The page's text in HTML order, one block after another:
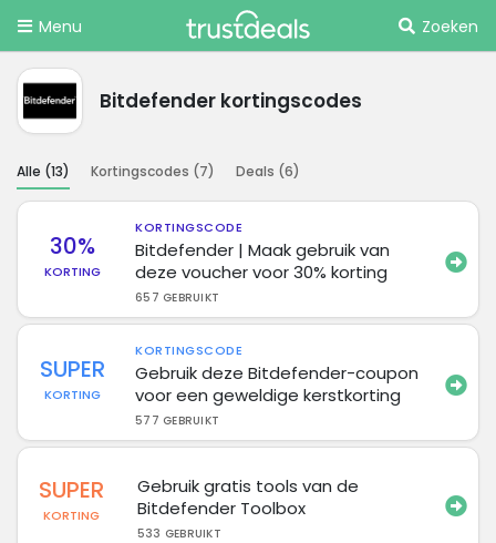
Menu Zoeken
Bitdefender kortingscodes
Alle (13) Kortingscodes (7) Deals (6)
30%
KORTING
KORTINGSCODE
Bitdefender | Maak gebruik van
deze voucher voor 30% korting
657 GEBRUIKT
SUPER
KORTING
KORTINGSCODE
Gebruik deze Bitdefender-coupon
voor een geweldige kerstkorting
577 GEBRUIKT
SUPER
KORTING
Gebruik gratis tools van de
Bitdefender Toolbox
533 GEBRUIKT